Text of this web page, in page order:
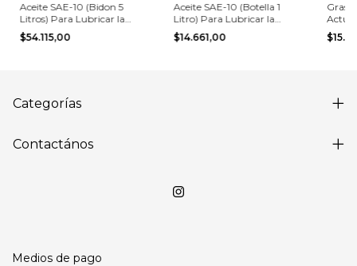
Aceite SAE-10 (Bidon 5
Litros) Para Lubricar la
Linea Neumática
$54.115,00
Aceite SAE-10 (Botella 1
Litro) Para Lubricar la
Linea Neumática
$14.661,00
Categorías
Contactános
Medios de pago